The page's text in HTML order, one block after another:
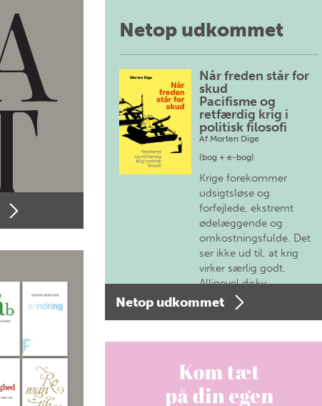
Netop udkommet
Når freden står for
skud
Pacifisme og
retfærdig krig i
politisk filosofi
Af Morten Dige
(bog + e-bog)
Krige forekommer
udsigtsløse og
forfejlede, ekstremt
ødelæggende og
omkostningsfulde. Det
ser ikke ud til, at krig
virker særlig godt.
Alligevel diskv…
Netop udkommet